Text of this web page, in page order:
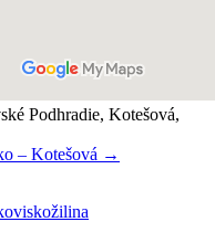
Podhradie, Kotešová,
– Kotešová →
žilina